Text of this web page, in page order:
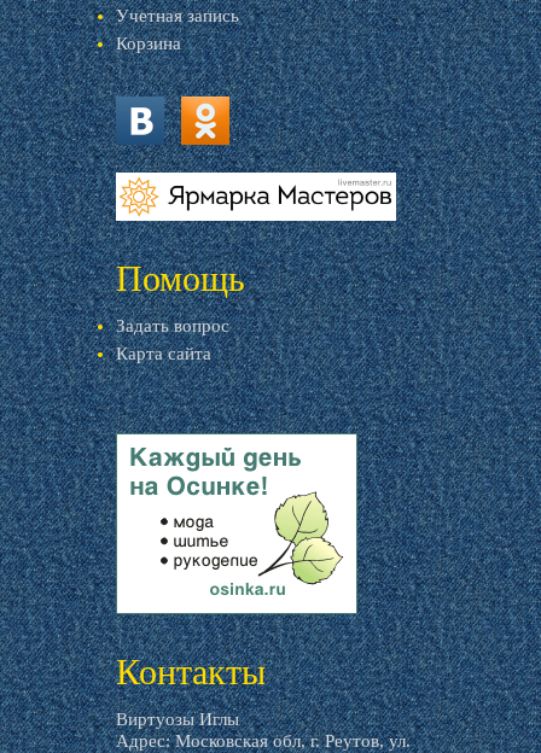
Учетная запись
Корзина
vk.com ok.ru
livemaster.ru
Помощь
Задать вопрос
Карта сайта
livemaster.ru
Контакты
Виртуозы Иглы
Адрес: Московская обл, г. Реутов, ул.